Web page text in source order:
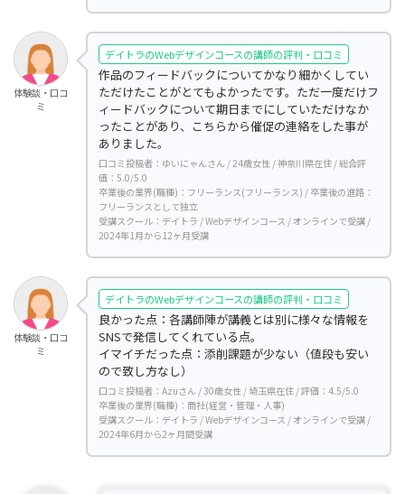
体験談・口コ
ミ
デイトラのWebデザインコースの講師の評判・口コミ
作品のフィードバックについてかなり細かくしてい
ただけたことがとてもよかったです。ただ一度だけフ
ィードバックについて期日までにしていただけなか
ったことがあり、こちらから催促の連絡をした事が
ありました。
口コミ投稿者：ゆいにゃんさん / 24歳女性 / 神奈川県在住 / 総合評
価：5.0/5.0
卒業後の業界(職種)：フリーランス(フリーランス) / 卒業後の進路：
フリーランスとして独立
受講スクール：デイトラ / Webデザインコース / オンラインで受講 /
2024年1月から12ヶ月受講
体験談・口コ
ミ
デイトラのWebデザインコースの講師の評判・口コミ
良かった点：各講師陣が講義とは別に様々な情報を
SNSで発信してくれている点。
イマイチだった点：添削課題が少ない（値段も安い
ので致し方なし）
口コミ投稿者：Azuさん / 30歳女性 / 埼玉県在住 / 評価：4.5/5.0
卒業後の業界(職種)：商社(経営・管理・人事)
受講スクール：デイトラ / Webデザインコース / オンラインで受講 /
2024年6月から2ヶ月間受講